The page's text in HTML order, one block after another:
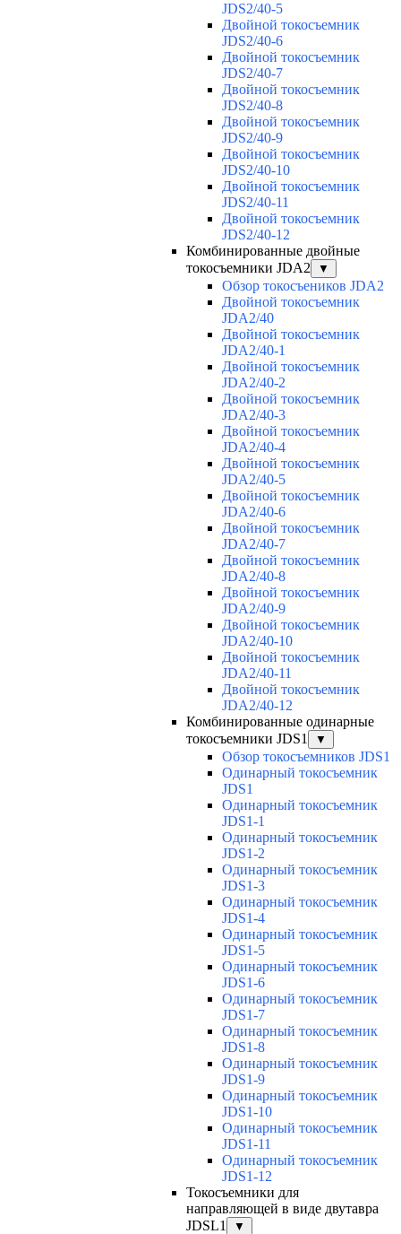
JDS2/40-5
Двойной токосъемник
JDS2/40-6
Двойной токосъемник
JDS2/40-7
Двойной токосъемник
JDS2/40-8
Двойной токосъемник
JDS2/40-9
Двойной токосъемник
JDS2/40-10
Двойной токосъемник
JDS2/40-11
Двойной токосъемник
JDS2/40-12
Комбинированные двойные
токосъемники JDA2
▼
Обзор токосъеников JDA2
Двойной токосъемник
JDA2/40
Двойной токосъемник
JDA2/40-1
Двойной токосъемник
JDA2/40-2
Двойной токосъемник
JDA2/40-3
Двойной токосъемник
JDA2/40-4
Двойной токосъемник
JDA2/40-5
Двойной токосъемник
JDA2/40-6
Двойной токосъемник
JDA2/40-7
Двойной токосъемник
JDA2/40-8
Двойной токосъемник
JDA2/40-9
Двойной токосъемник
JDA2/40-10
Двойной токосъемник
JDA2/40-11
Двойной токосъемник
JDA2/40-12
Комбинированные одинарные
токосъемники JDS1
▼
Обзор токосъемников JDS1
Одинарный токосъемник
JDS1
Одинарный токосъемник
JDS1-1
Одинарный токосъемник
JDS1-2
Одинарный токосъемник
JDS1-3
Одинарный токосъемник
JDS1-4
Одинарный токосъемник
JDS1-5
Одинарный токосъемник
JDS1-6
Одинарный токосъемник
JDS1-7
Одинарный токосъемник
JDS1-8
Одинарный токосъемник
JDS1-9
Одинарный токосъемник
JDS1-10
Одинарный токосъемник
JDS1-11
Одинарный токосъемник
JDS1-12
Токосъемники для
направляющей в виде двутавра
JDSL1
▼